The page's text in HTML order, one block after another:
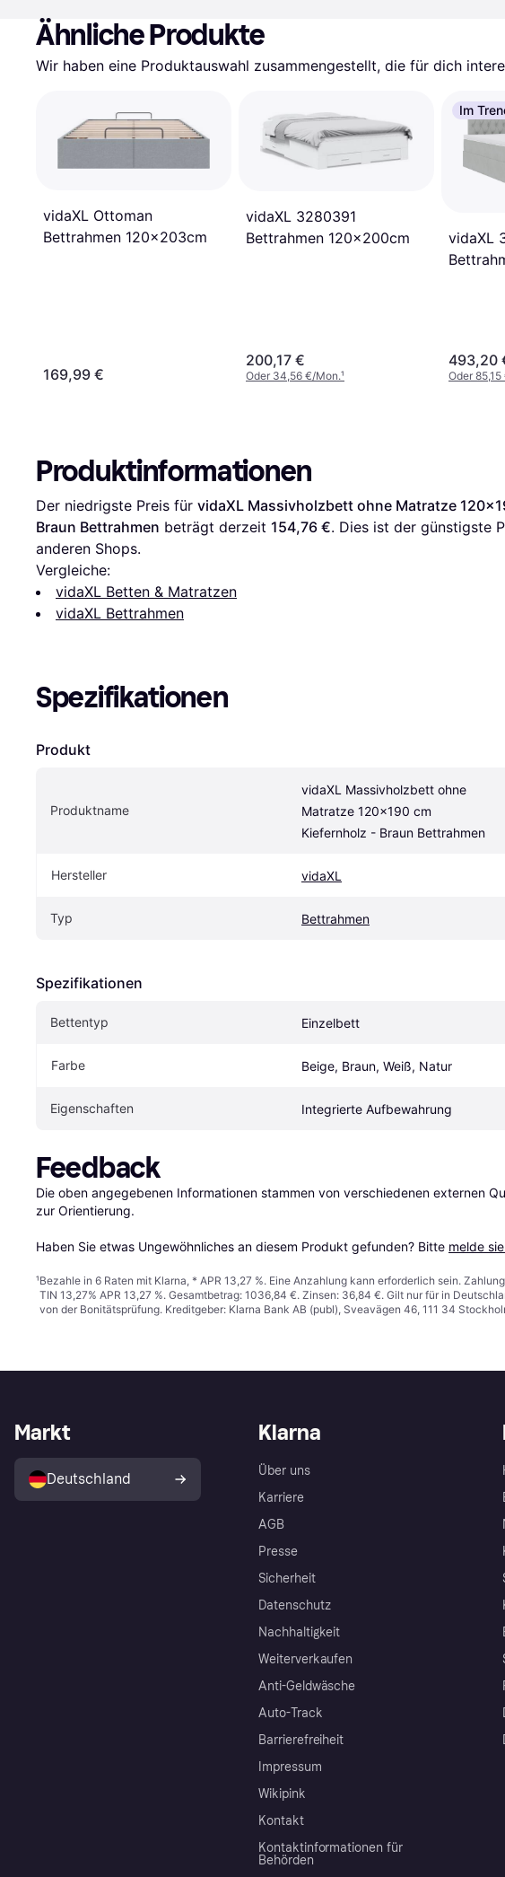
Ähnliche Produkte
Wir haben eine Produktauswahl zusammengestellt, die für dich
vidaXL Ottoman
Bettrahmen 120x203cm
169,99 €
vidaXL 3280391
Bettrahmen 120x200cm
200,17 €
Oder 34,56 €/Mon.¹
Im
vidaXL
493,20
Oder
Produktinformationen
Der niedrigste Preis für vidaXL Massivholzbett ohne Matratze
Braun Bettrahmen beträgt derzeit 154,76 €. Dies ist der günstigste
anderen Shops.
Vergleiche:
vidaXL Betten & Matratzen
vidaXL Bettrahmen
Spezifikationen
Produkt
Produktname
vidaXL Massivholzbett ohne
Matratze 120x190 cm
Kiefernholz - Braun Bettrahmen
Hersteller vidaXL
Typ Bettrahmen
Spezifikationen
Bettentyp Einzelbett
Farbe Beige, Braun, Weiß, Natur
Eigenschaften Integrierte Aufbewahrung
Feedback
Die oben angegebenen Informationen stammen von verschiedenen externen
zur Orientierung.
Haben Sie etwas Ungewöhnliches an diesem Produkt gefunden? Bitte melde
¹Bezahle in 6 Raten mit Klarna, * APR 13,27 %. Eine Anzahlung kann erforderlich sein.
TIN 13,27% APR 13,27 %. Gesamtbetrag: 1036,84 €. Zinsen: 36,84 €. Gilt nur für in
von der Bonitätsprüfung. Kreditgeber: Klarna Bank AB (publ), Sveavägen 46, 111 34
Klarna
Über uns
Karriere
AGB
Presse
Sicherheit
Datenschutz
Nachhaltigkeit
Weiterverkaufen
Anti-Geldwäsche
Auto-Track
Barrierefreiheit
Impressum
Wikipink
Kontakt
Kontaktinformationen für
Behörden
Markt
Deutschland